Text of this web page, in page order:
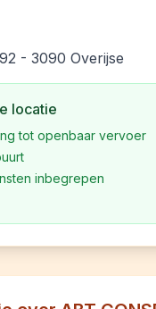
- 3090 Overijse
locatie
tot openbaar vervoer
inbegrepen